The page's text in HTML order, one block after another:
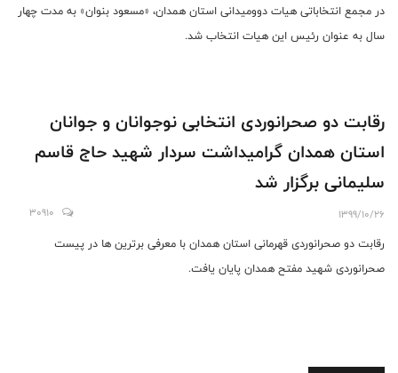
در مجمع انتخاباتی هیات دوومیدانی استان همدان، «مسعود بنوان» به مدت چهار
سال به عنوان رئیس این هیات انتخاب شد.
رقابت دو صحرانوردی انتخابی نوجوانان و جوانان
استان همدان گرامیداشت سردار شهید حاج قاسم
سلیمانی برگزار شد
1399/10/26
30910
رقابت دو صحرانوردی قهرمانی استان همدان با معرفی برترین ها در پیست
صحرانوردی شهید مفتح همدان پایان یافت.